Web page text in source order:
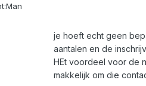
Man
je hoeft echt geen
aantalen en de
HEt voordeel voor de
makkelijk om die